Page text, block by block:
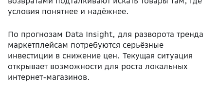
условия понятнее и надёжнее.
По прогнозам Data Insight, для разворота тренда
маркетплейсам потребуются серьёзные
инвестиции в снижение цен. Текущая ситуация
открывает возможности для роста локальных
интернет-магазинов.